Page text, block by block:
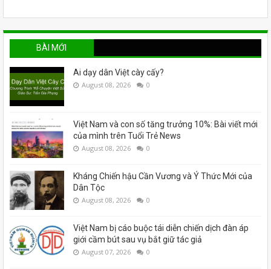
BÀI MỚI
Ai dạy dân Việt cày cấy?
August 08, 2026 0
Việt Nam và con số tăng trưởng 10%: Bài viết mới
của mình trên Tuổi Trẻ News
August 08, 2026 0
Kháng Chiến hậu Cần Vương và Ý Thức Mới của
Dân Tộc
August 08, 2026 0
Việt Nam bị cáo buộc tái diễn chiến dịch đàn áp
giới cầm bút sau vụ bắt giữ tác giả
August 07, 2026 0